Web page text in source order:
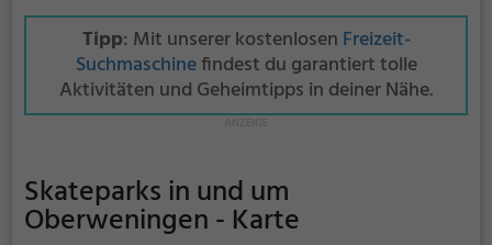
Tipp: Mit unserer kostenlosen Freizeit-
Suchmaschinefindest du garantiert tolle
Aktivitäten und Geheimtipps in deiner Nähe.
Skateparks in und um
Oberweningen - Karte